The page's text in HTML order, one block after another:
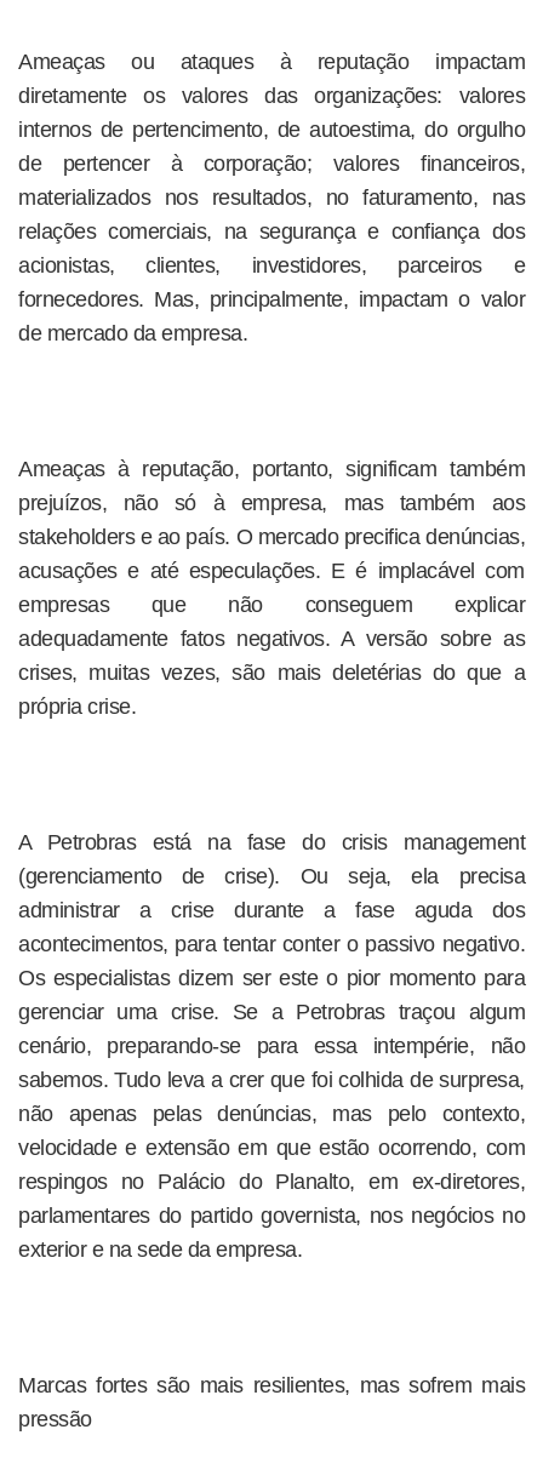
Ameaças ou ataques à reputação impactam
diretamente os valores das organizações: valores
internos de pertencimento, de autoestima, do orgulho
de pertencer à corporação; valores financeiros,
materializados nos resultados, no faturamento, nas
relações comerciais, na segurança e confiança dos
acionistas, clientes, investidores, parceiros e
fornecedores. Mas, principalmente, impactam o valor
de mercado da empresa.
Ameaças à reputação, portanto, significam também
prejuízos, não só à empresa, mas também aos
stakeholders e ao país. O mercado precifica denúncias,
acusações e até especulações. E é implacável com
empresas que não conseguem explicar
adequadamente fatos negativos. A versão sobre as
crises, muitas vezes, são mais deletérias do que a
própria crise.
A Petrobras está na fase do crisis management
(gerenciamento de crise). Ou seja, ela precisa
administrar a crise durante a fase aguda dos
acontecimentos, para tentar conter o passivo negativo.
Os especialistas dizem ser este o pior momento para
gerenciar uma crise. Se a Petrobras traçou algum
cenário, preparando-se para essa intempérie, não
sabemos. Tudo leva a crer que foi colhida de surpresa,
não apenas pelas denúncias, mas pelo contexto,
velocidade e extensão em que estão ocorrendo, com
respingos no Palácio do Planalto, em ex-diretores,
parlamentares do partido governista, nos negócios no
exterior e na sede da empresa.
Marcas fortes são mais resilientes, mas sofrem mais
pressão